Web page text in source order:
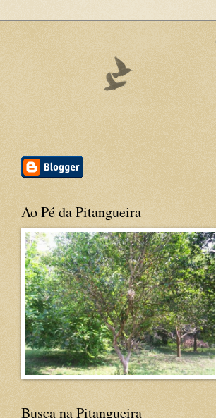
Ao Pé da Pitangueira
Busca na Pitangueira